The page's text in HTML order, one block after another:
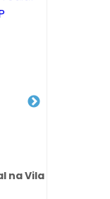
na Vila